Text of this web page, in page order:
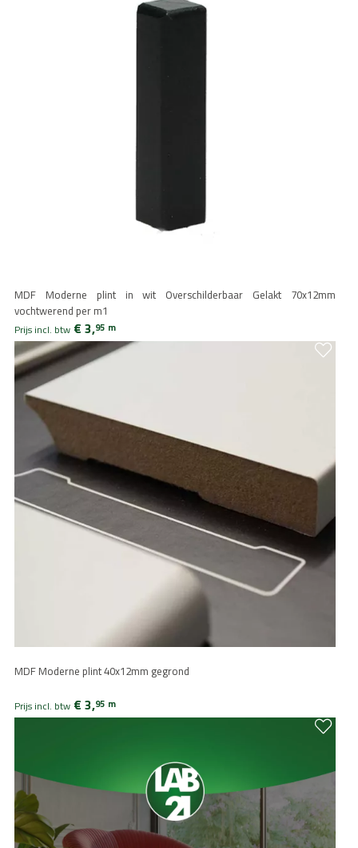
MDF Moderne plint in wit Overschilderbaar Gelakt 70x12mm
vochtwerend per m1
Prijs incl. btw € 3,95 m
MDF Moderne plint 40x12mm gegrond
Prijs incl. btw € 3,95 m